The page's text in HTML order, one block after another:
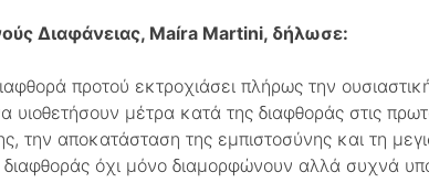
Διαφάνειας, Maíra Martini, δήλωσε:
προτού εκτροχιάσει πλήρως την
υιοθετήσουν μέτρα κατά της διαφθοράς στις
την αποκατάσταση της εμπιστοσύνης και τη
διαφθοράς όχι μόνο διαμορφώνουν αλλά συχνά